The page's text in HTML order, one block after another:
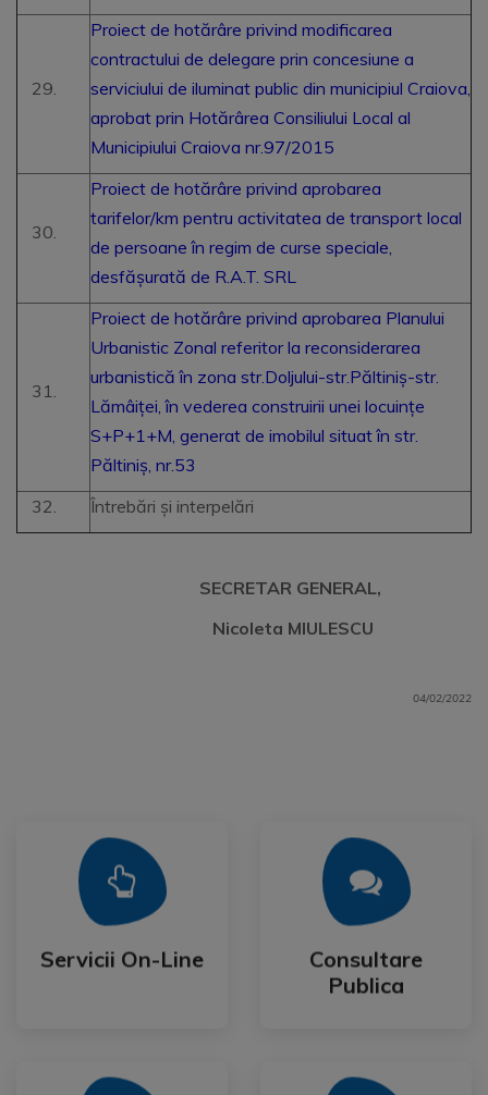
Proiect de hotărâre privind modificarea
contractului de delegare prin concesiune a
serviciului de iluminat public din municipiul Craiova,
aprobat prin Hotărârea Consiliului Local al
Municipiului Craiova nr.97/2015
Proiect de hotărâre privind aprobarea
tarifelor/km pentru activitatea de transport local
de persoane în regim de curse speciale,
desfășurată de R.A.T. SRL
Proiect de hotărâre privind aprobarea Planului
Urbanistic Zonal referitor la reconsiderarea
urbanistică în zona str.Doljului-str.Păltiniș-str.
Lămâiței, în vederea construirii unei locuințe
S+P+1+M, generat de imobilul situat în str.
Păltiniș, nr.53
Întrebări și interpelări
SECRETAR GENERAL,
Nicoleta MIULESCU
04/02/2022
Servicii On-Line
Servicii On-Line
Mai Mult
Consultare
Publica
Consultare
Publica
Mai Mult